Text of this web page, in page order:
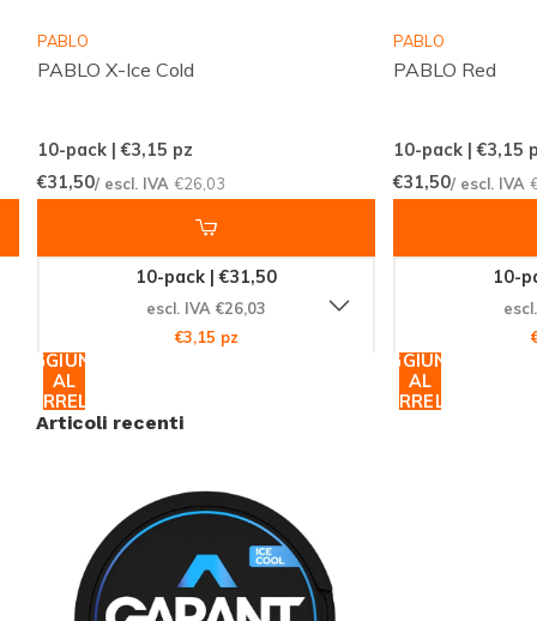
Ogni prodotto è realizzato con ingredienti di alta
qualità, garantendo un'esperienza di nicotina sicura e
Ordina ora e sperimenta la differenza
Non perdere l'opportunità di provare GARANT Ice
Cool. Ordina oggi stesso e unisciti alla comunità
globale di clienti soddisfatti che si affidano a
Snussie.com per i loro prodotti di nicotina. Con la
nostra spedizione globale efficiente, riceverai il tuo
ordine in modo rapido e sicuro. Approfitta della nostra
PABLO
PABLO X-Ice Cold
10-pack | €3,15 pz
€31,50/ escl. IVA€26,03
10-pack | €31,50
escl. IVA €26,03
€3,15 pz
AGGIUNGI
AL
CARRELLO
PABLO
PABLO Red
10-pack | €3,15
€31,50/ escl. IVA
10-
AGGIUNGI
AL
CARRELLO
Articoli recenti